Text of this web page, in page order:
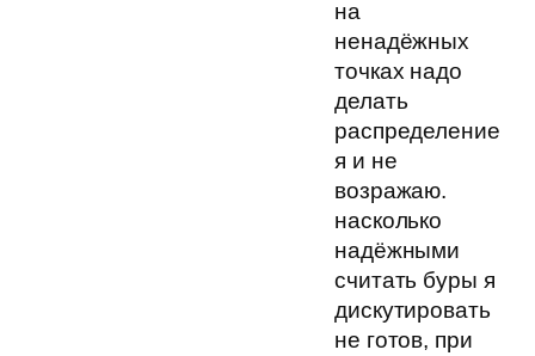
на
ненадёжных
точках надо
делать
распределение
я и не
возражаю.
насколько
надёжными
считать буры я
дискутировать
не готов, при